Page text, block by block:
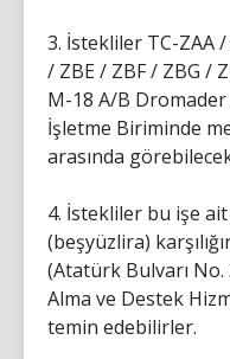
3. İstekliler TC-ZAA
/ ZBE / ZBF / ZBG /
M-18 A/B Dromader
İşletme Biriminde
arasında
4. İstekliler bu işe
(beşyüzlira)
(Atatürk Bulvarı No.
Alma ve Destek
temin edebilirler.